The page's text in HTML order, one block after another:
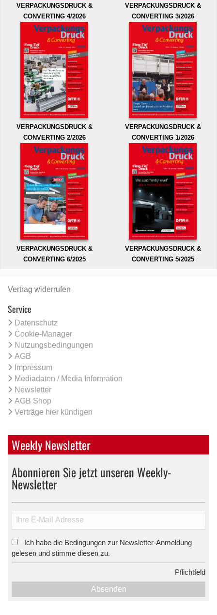
VERPACKUNGSDRUCK &
CONVERTING 4/2026
VERPACKUNGSDRUCK &
CONVERTING 3/2026
VERPACKUNGSDRUCK &
CONVERTING 2/2026
VERPACKUNGSDRUCK &
CONVERTING 1/2026
VERPACKUNGSDRUCK &
CONVERTING 6/2025
VERPACKUNGSDRUCK &
CONVERTING 5/2025
Vertrag widerrufen
Service
Datenschutz
Cookie-Manager
Nutzungsbedingungen
AGB
Impressum
Mediadaten / Media Information
Newsletter
AGB Shop
Verträge hier kündigen
Weekly Newsletter
Abonnieren Sie jetzt unseren Weekly-
Newsletter
Ich habe die Bedingungen zur Newsletter-Anmeldung
gelesen und stimme diesen zu.
Pflichtfeld
Absenden